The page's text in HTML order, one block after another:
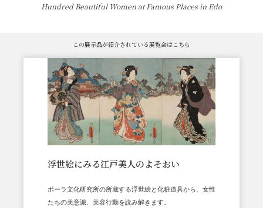
Hundred Beautiful Women at Famous Places in Edo
この展示品が紹介されている展覧会はこちら
浮世絵にみる江戸美人のよそおい
ポーラ文化研究所の所蔵する浮世絵と化粧道具から、女性
たちの美意識、美容行動を読み解きます。